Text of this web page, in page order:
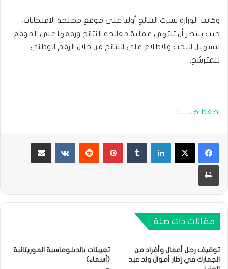
وكانت الوزارة نشرت النتائج أوليا على موقع مصلحة الامتحانات،
حيث ينتظر أن تنتهي عملية معالجة النتائج ورفعها على الموقع
لتسهيل البحث والاطلاع على النتائج من خلال الرقم الوطني
للمترشح.
اضغط هنـــــــا
لينكدإن بينتيريست مشاركة عبر البريد
طباعة
مقالات ذات صلة
توقيف رجل أعمال وأفراد من
الجمارك في إطار أموال ولد عبد
تعيينات بالدبلوماسية الموريتانية
(أسماء)